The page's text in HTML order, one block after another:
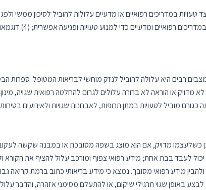
ובהירות התוכן; (3)
במצבים רבים היא עלולה להוביל לנזק מוחשי לבריאות המטופל.
לא מדויק או הוראה לא ברורה עלולים לגרום להחלטה רפואית שגויה,
כגורם מוביל לטעויות במתן תרופות, לאבחנות שגויות ולאירועים
כשלעצמו מדויק, אם הוא מוצג בשפה מסובכת או במבנה שקשה לעקוב
לעבד בבת אחת; מידע רפואי צפוף ומורכב עלול להציף את הקורא
מידע רפואי מסובך. נמצא כי מידע בריאותי כתוב ברמת קריאה
לבצע באופן שגוי תרגילי שיקום, או להתעלם מסימני אזהרה, והדבר